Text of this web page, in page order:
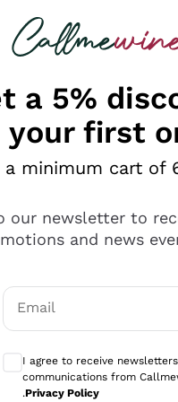
e con un ampio
a 5%
your first
minimum cart of
our newsletter to
and news
Email
I agree to receive
communications from
.Privacy Policy